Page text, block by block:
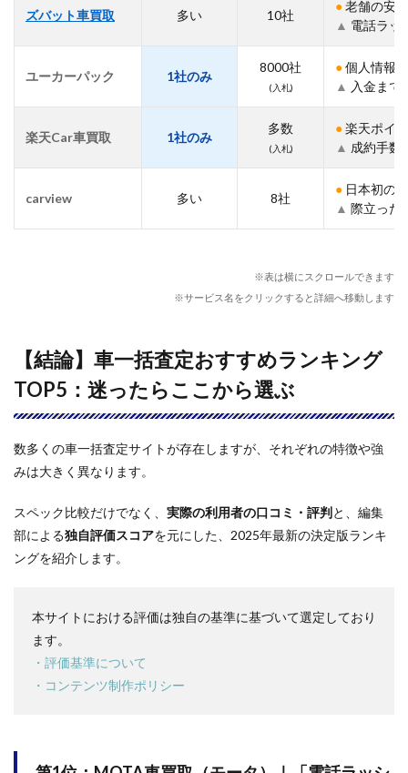
話ラ
ュな
を常
業界
の革
2.2
位：
ま
電話3
値を
狙え
る
型」
の決
定版
位：
ナビ
クル
｜ス
ピー
直後
ズバット車買取 多い 10社
●老舗の安
▲ 電話ラッ
ユーカーパック 1社のみ
8000社
(入札)
●個人情報
▲ 入金まで
楽天Car車買取 1社のみ
多数
(入札)
●楽天ポイ
▲ 成約手数
carview 多い 8社
● 日本初の
▲ 際立った
※表は横にスクロールできます
※サービス名をクリックすると詳細へ移動します
【結論】車一括査定おすすめランキング
TOP5：迷ったらここから選ぶ
数多くの車一括査定サイトが存在しますが、それぞれの特徴や強
みは大きく異なります。
スペック比較だけでなく、 実際の利用者の口コミ・評判と、編集
部による独自評価スコアを元にした、2025年最新の決定版ランキ
ングを紹介します。
本サイトにおける評価は独自の基準に基づいて選定しており
ます。
・評価基準について
・コンテンツ制作ポリシー